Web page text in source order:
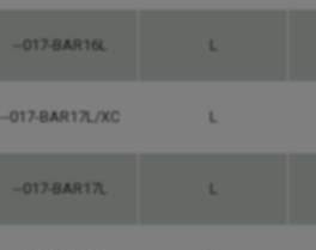
--017-BAR16L L
--017-BAR17L/XC L
--017-BAR17L L